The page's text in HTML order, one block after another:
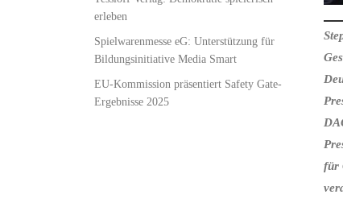
für
erleben
Spielwarenmesse eG: Unterstützung für
Bildungsinitiative Media Smart
EU-Kommission präsentiert Safety Gate-
Ergebnisse 2025